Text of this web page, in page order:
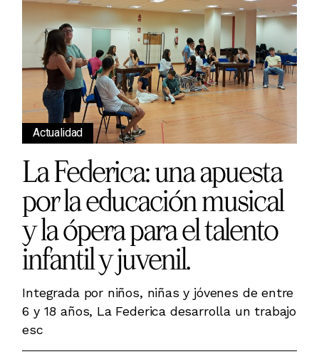
Actualidad
La Federica: una apuesta
por la educación musical
y la ópera para el talento
infantil y juvenil.
Integrada por niños, niñas y jóvenes de entre
6 y 18 años, La Federica desarrolla un trabajo
esc